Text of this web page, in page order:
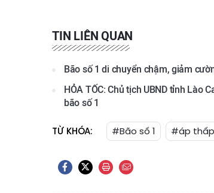
TIN LIÊN QUAN
Bão số 1 di chuyển chậm, giảm
HỎA TỐC: Chủ tịch UBND tỉnh Lào
bão số 1
TỪ KHÓA: #Bão số 1 #áp